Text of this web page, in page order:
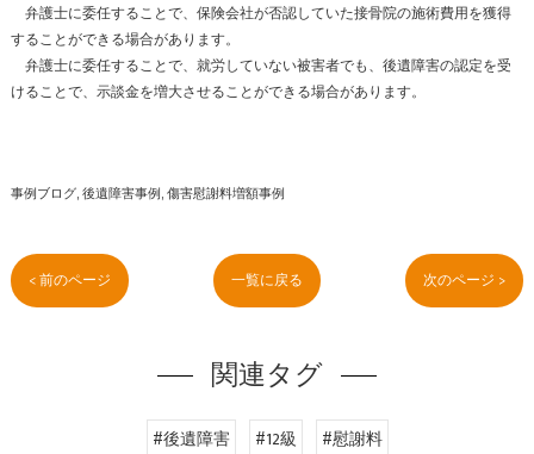
弁護士に委任することで、保険会社が否認していた接骨院の施術費用を獲得
することができる場合があります。
弁護士に委任することで、就労していない被害者でも、後遺障害の認定を受
けることで、示談金を増大させることができる場合があります。
事例ブログ 後遺障害事例 傷害慰謝料増額事例
< 前のページ 一覧に戻る 次のページ >
関連タグ
#後遺障害 #12級 #慰謝料